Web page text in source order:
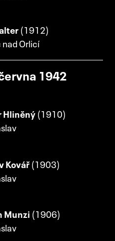
(1912)
Orlicí
1942
Hliněný(1910)
Kovář(1903)
Munzi (1906)